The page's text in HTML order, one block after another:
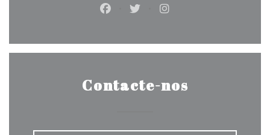
Facebook ((abre numa nova
Twitter ((abre numa
Instagram ((abre
Contacte-nos